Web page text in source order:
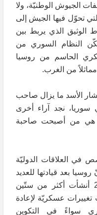
الجيوش الوطنيّة، ولا
تحوّل فيها الجيش إلى
الوثيق الذي يربط بين
النظام السوري من
الحاسم من روسيا
من الغرب.
الأسد ما يزال صاحب
نجد آراء أخرى
هي من أصبحت صاحبة
في العلاقات الدوليّة
بعد قيادتها للعديد
من المعارك العسكريّة منذ 2015 أنشأت أكثر من ستّين
عسكريّة لإعادة
سواءً في التكوين